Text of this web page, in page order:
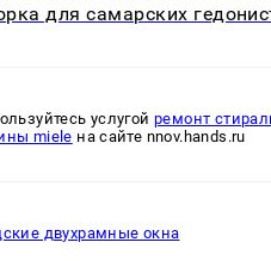
для самарских
услугойремонт
miele на сайте nnov.hands.ru
двухрамные окна